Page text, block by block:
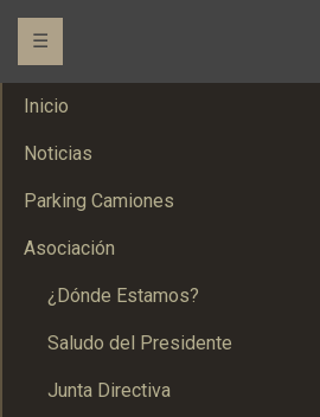
☰
Inicio
Noticias
Parking Camiones
Asociación
¿Dónde Estamos?
Saludo del Presidente
Junta Directiva